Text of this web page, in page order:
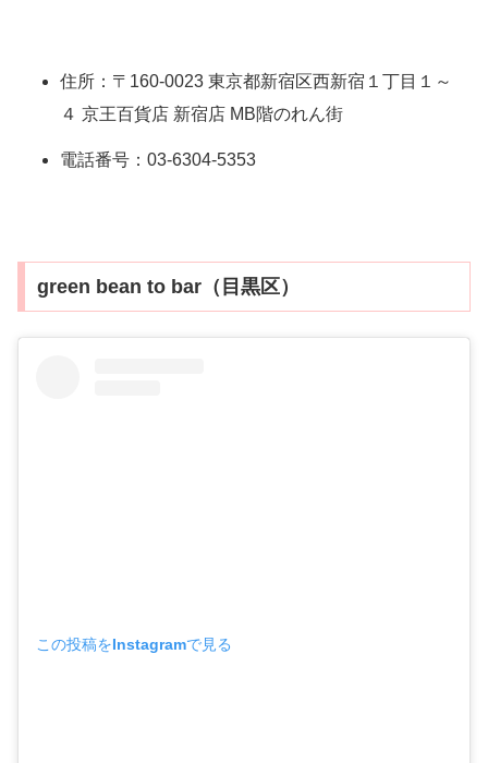
住所：〒160-0023 東京都新宿区西新宿１丁目１～
４ 京王百貨店 新宿店 MB階のれん街
電話番号：03-6304-5353
green bean to bar（目黒区）
この投稿をInstagramで見る